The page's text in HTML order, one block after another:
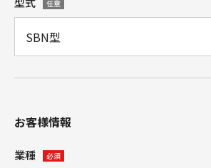
任意
お客様情報
業種 必須